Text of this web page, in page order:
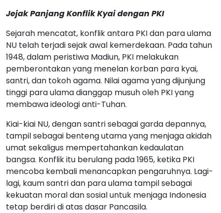
Jejak Panjang Konflik Kyai dengan PKI
Sejarah mencatat, konflik antara PKI dan para ulama
NU telah terjadi sejak awal kemerdekaan. Pada tahun
1948, dalam peristiwa Madiun, PKI melakukan
pemberontakan yang menelan korban para kyai,
santri, dan tokoh agama. Nilai agama yang dijunjung
tinggi para ulama dianggap musuh oleh PKI yang
membawa ideologi anti-Tuhan.
Kiai-kiai NU, dengan santri sebagai garda depannya,
tampil sebagai benteng utama yang menjaga akidah
umat sekaligus mempertahankan kedaulatan
bangsa. Konflik itu berulang pada 1965, ketika PKI
mencoba kembali menancapkan pengaruhnya. Lagi-
lagi, kaum santri dan para ulama tampil sebagai
kekuatan moral dan sosial untuk menjaga Indonesia
tetap berdiri di atas dasar Pancasila.